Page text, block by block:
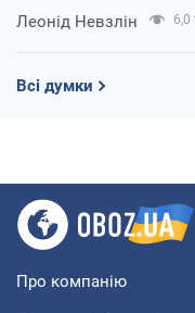
Леонід Невзлін 6,0
Всі думки
Про компанію